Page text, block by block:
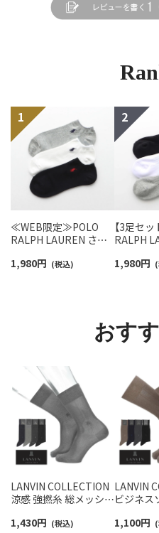
≪WEB限定≫POLO
RALPH LAUREN さら
スニーカー丈ソックス
1,980円 (税込)
【3足セッ
RALPH
ンポイン
1,980円
おす
LANVIN COLLECTION
涼感 強撚糸 総メッシュ
ネス ソックス メンズ
1,430円 (税込)
LANVIN
ビジネス
タックス
1,100円